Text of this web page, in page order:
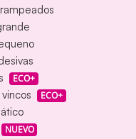
ECO+
ECO+
NUEVO